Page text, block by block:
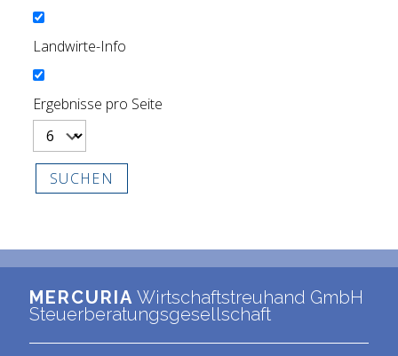
Landwirte-Info
Ergebnisse pro Seite
MERCURIA Wirtschaftstreuhand GmbH
Steuerberatungsgesellschaft